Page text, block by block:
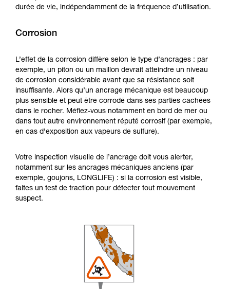
durée de vie, indépendamment de la fréquence d’utilisation.
Corrosion
L’effet de la corrosion diffère selon le type d’ancrages : par
exemple, un piton ou un maillon devrait atteindre un niveau
de corrosion considérable avant que sa résistance soit
insuffisante. Alors qu’un ancrage mécanique est beaucoup
plus sensible et peut être corrodé dans ses parties cachées
dans le rocher. Méfiez-vous notamment en bord de mer ou
dans tout autre environnement réputé corrosif (par exemple,
en cas d’exposition aux vapeurs de sulfure).
Votre inspection visuelle de l’ancrage doit vous alerter,
notamment sur les ancrages mécaniques anciens (par
exemple, goujons, LONGLIFE) : si la corrosion est visible,
faites un test de traction pour détecter tout mouvement
suspect.